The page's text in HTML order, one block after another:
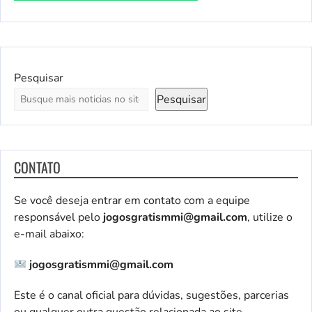
Pesquisar
Pesquisar
CONTATO
Se você deseja entrar em contato com a equipe
responsável pelojogosgratismmi@gmail.com, utilize o
e-mail abaixo:
jogosgratismmi@gmail.com
Este é o canal oficial para dúvidas, sugestões, parcerias